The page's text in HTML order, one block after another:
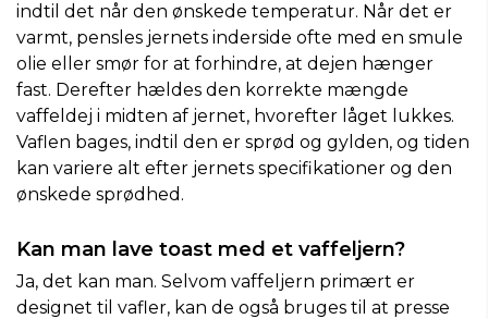
indtil det når den ønskede temperatur. Når det er
varmt, pensles jernets inderside ofte med en smule
olie eller smør for at forhindre, at dejen hænger
fast. Derefter hældes den korrekte mængde
vaffeldej i midten af jernet, hvorefter låget lukkes.
Vaflen bages, indtil den er sprød og gylden, og tiden
kan variere alt efter jernets specifikationer og den
ønskede sprødhed.
Kan man lave toast med et vaffeljern?
Ja, det kan man. Selvom vaffeljern primært er
designet til vafler, kan de også bruges til at presse